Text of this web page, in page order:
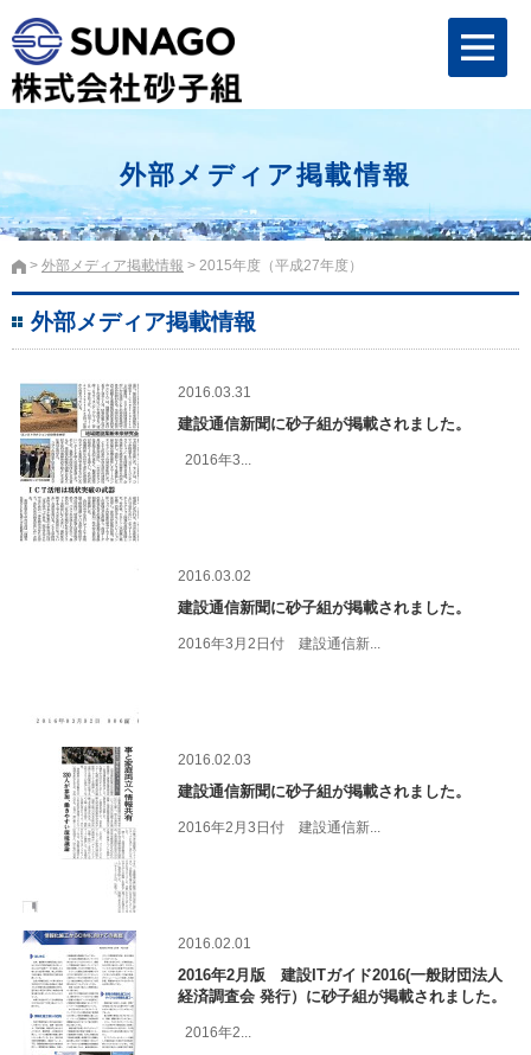
外部メディア掲載情報
外部メディア掲載情報 2015年度（平成27年度）
外部メディア掲載情報
2016.03.31
建設通信新聞に砂子組が掲載されました。
2016年3...
2016.03.02
建設通信新聞に砂子組が掲載されました。
2016年3月2日付 建設通信新...
2016.02.03
建設通信新聞に砂子組が掲載されました。
2016年2月3日付 建設通信新...
2016.02.01
2016年2月版 建設ITガイド2016(一般財団法人
経済調査会 発行）に砂子組が掲載されました。
2016年2...